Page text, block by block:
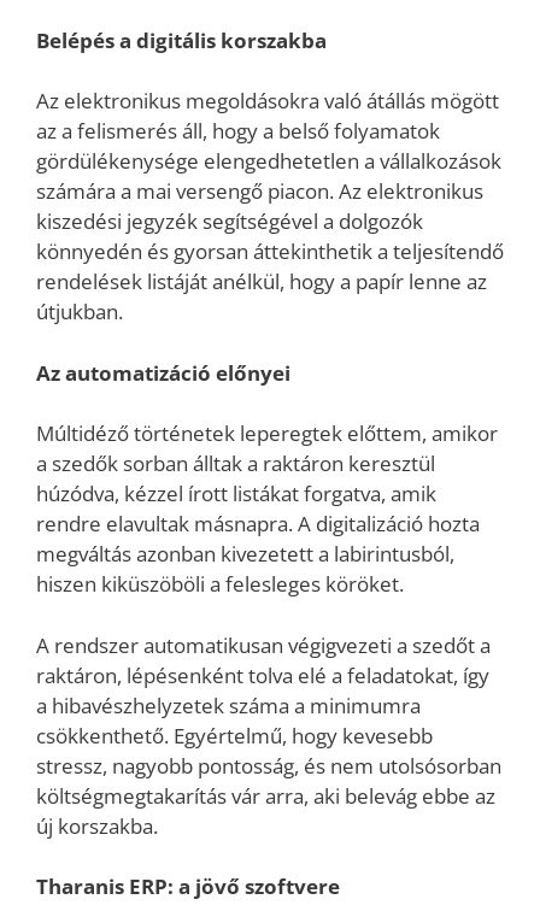
Belépés a digitális korszakba
Az elektronikus megoldásokra való átállás mögött
az a felismerés áll, hogy a belső folyamatok
gördülékenysége elengedhetetlen a vállalkozások
számára a mai versengő piacon. Az elektronikus
kiszedési jegyzék segítségével a dolgozók
könnyedén és gyorsan áttekinthetik a teljesítendő
rendelések listáját anélkül, hogy a papír lenne az
útjukban.
Az automatizáció előnyei
Múltidéző történetek leperegtek előttem, amikor
a szedők sorban álltak a raktáron keresztül
húzódva, kézzel írott listákat forgatva, amik
rendre elavultak másnapra. A digitalizáció hozta
megváltás azonban kivezetett a labirintusból,
hiszen kiküszöböli a felesleges köröket.
A rendszer automatikusan végigvezeti a szedőt a
raktáron, lépésenként tolva elé a feladatokat, így
a hibavészhelyzetek száma a minimumra
csökkenthető. Egyértelmű, hogy kevesebb
stressz, nagyobb pontosság, és nem utolsósorban
költségmegtakarítás vár arra, aki belevág ebbe az
új korszakba.
Tharanis ERP: a jövő szoftvere